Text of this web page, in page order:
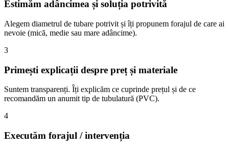
Estimăm adâncimea și soluția potrivită
Alegem diametrul de tubare potrivit și îți propunem forajul de care ai
nevoie (mică, medie sau mare adâncime).
3
Primești explicații despre preț și materiale
Suntem transparenți. Îți explicăm ce cuprinde prețul și de ce
recomandăm un anumit tip de tubulatură (PVC).
4
Executăm forajul / intervenția